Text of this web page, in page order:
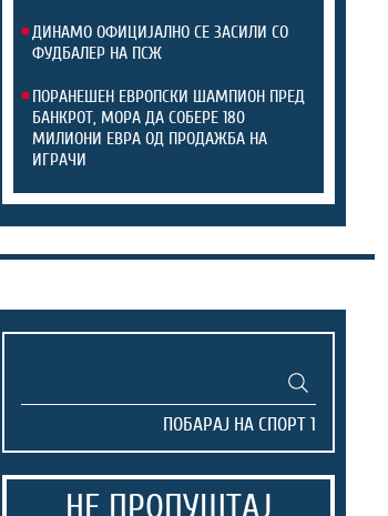
ДИНАМО ОФИЦИЈАЛНО СЕ ЗАСИЛИ СО
ФУДБАЛЕР НА ПСЖ
ПОРАНЕШЕН ЕВРОПСКИ ШАМПИОН ПРЕД
БАНКРОТ, МОРА ДА СОБЕРЕ 180
МИЛИОНИ ЕВРА ОД ПРОДАЖБА НА
ИГРАЧИ
НЕ ПРОПУШТАЈ